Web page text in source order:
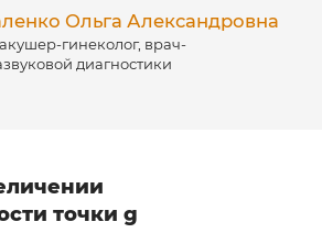
Ольга Александровна
гинеколог, врач-
диагностики
точки g